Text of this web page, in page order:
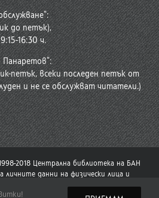
до петък),
16:30 ч.
Панаретов“:
петък, всеки последен петък от
и не се обслужват читатели.)
2018 Централна библиотека на БАН
личните данни на физически лица и
употреба на бисквитки
библиотека
Сайт на Българската